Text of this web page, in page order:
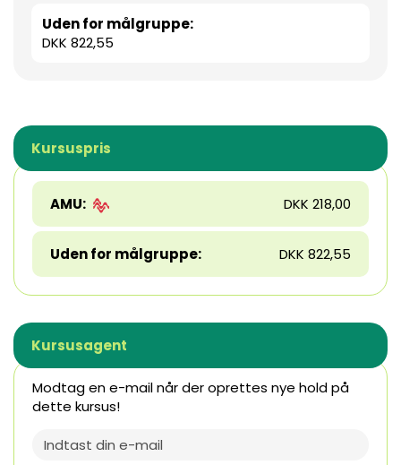
Uden for målgruppe:
DKK 822,55
Kursuspris
AMU: DKK 218,00
Uden for målgruppe: DKK 822,55
Kursusagent
Modtag en e-mail når der oprettes nye hold på
dette kursus!